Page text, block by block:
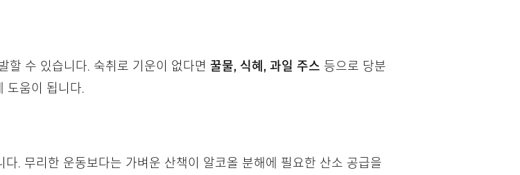
할 수 있습니다. 숙취로 기운이 없다면 꿀물, 식혜, 과일 주스 등으로 당분
도움이 됩니다.
. 무리한 운동보다는 가벼운 산책이 알코올 분해에 필요한 산소 공급을